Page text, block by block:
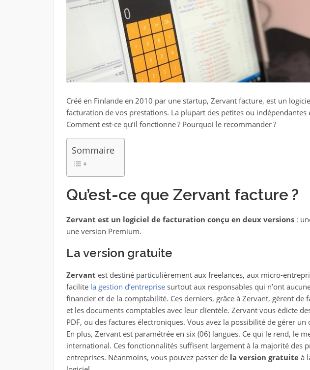
Créé en Finlande en 2010 par une startup, Zervant facture, est un
facturation de vos prestations. La plupart des petites ou indépendantes
Comment est-ce qu’il fonctionne ? Pourquoi le recommander ?
Sommaire
Qu’est-ce que Zervant facture ?
Zervant est un logiciel de facturation conçu en deux versions:
une version Premium.
La version gratuite
Zervant est destiné particulièrement aux freelances, aux micro-
facilite la gestion d’entreprisesurtout aux responsables qui n’ont
financier et de la comptabilité. Ces derniers, grâce à Zervant, gèrent de
et les documents comptables avec leur clientèle. Zervant vous édicte
PDF, ou des factures électroniques. Vous avez la possibilité de gérer
En plus, Zervant est paramétrée en six (06) langues. Ce qui le rend, le
international. Ces fonctionnalités suffisent largement à la majorité des
entreprises. Néanmoins, vous pouvez passer de la version gratuiteà